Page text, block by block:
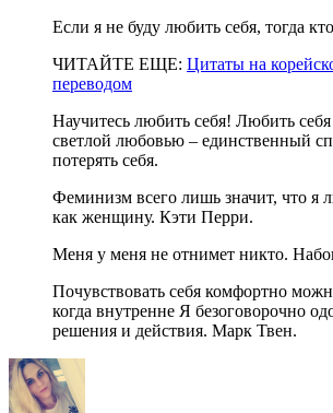
Если я не буду любить себя, тогда
ЧИТАЙТЕ ЕЩЕ: Цитаты на
переводом
Научитесь любить себя! Любить
светлой любовью – единственный
потерять себя.
Феминизм всего лишь значит, что я
как женщину. Кэти Перри.
Меня у меня не отнимет никто.
Почувствовать себя комфортно
когда внутренне Я безоговорочно
решения и действия. Марк Твен.